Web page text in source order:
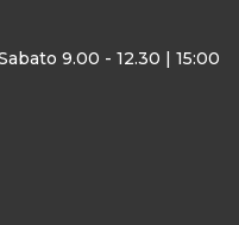
9.00 - 12.30 | 15:00